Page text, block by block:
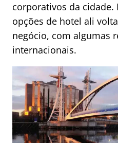
corporativos da cidade.
opções de hotel ali
negócio, com algumas
internacionais.